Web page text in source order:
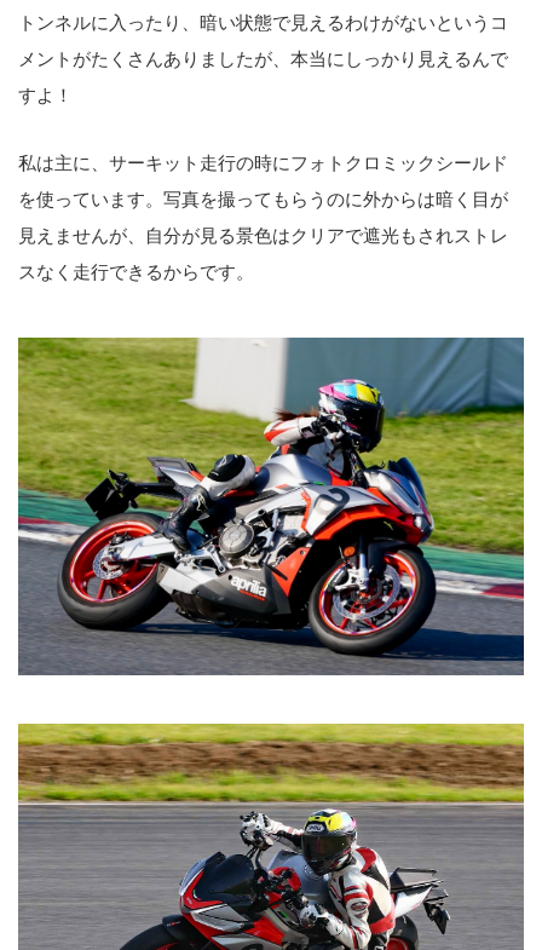
トンネルに入ったり、暗い状態で見えるわけがないというコ
メントがたくさんありましたが、本当にしっかり見えるんで
すよ！
私は主に、サーキット走行の時にフォトクロミックシールド
を使っています。写真を撮ってもらうのに外からは暗く目が
見えませんが、自分が見る景色はクリアで遮光もされストレ
スなく走行できるからです。